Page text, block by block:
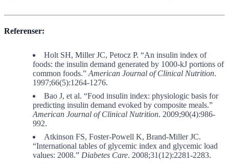
Referenser:
Holt SH, Miller JC, Petocz P. “An insulin index of
foods: the insulin demand generated by 1000-kJ portions of
common foods.” American Journal of Clinical Nutrition.
1997;66(5):1264-1276.
Bao J, et al. “Food insulin index: physiologic basis for
predicting insulin demand evoked by composite meals.”
American Journal of Clinical Nutrition. 2009;90(4):986-
992.
Atkinson FS, Foster-Powell K, Brand-Miller JC.
“International tables of glycemic index and glycemic load
values: 2008.” Diabetes Care. 2008;31(12):2281-2283.